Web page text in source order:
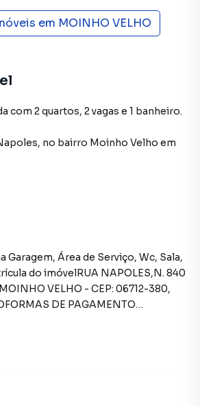
em MOINHO VELHO
com 2 quartos, 2 vagas e 1 banheiro.
, no bairro Moinho Velho em
do imóvelRUA NAPOLES,N. 840
VELHO - CEP: 06712-380,
DE PAGAMENTO
enquadramento. Permite